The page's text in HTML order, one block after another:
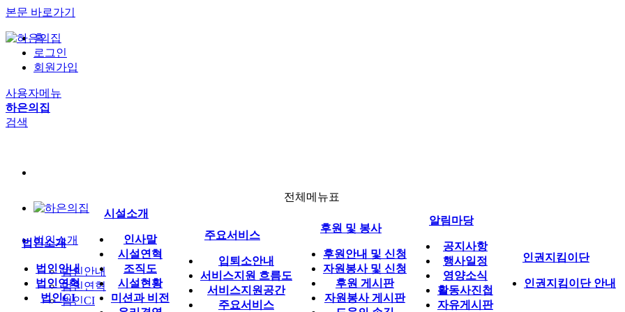
본문 바로가기
홈
로그인
회원가입
사용자메뉴
하은의집
검색
법인소개
법인안내
법인연혁
법인CI
전체메뉴표
법인소개
법인안내
법인연혁
법인CI
시설소개
인사말
시설연혁
조직도
시설현황
미션과 비전
주요서비스
입퇴소안내
서비스지원 흐름도
서비스지원공간
주요서비스
후원 및 봉사
후원안내 및 신청
자원봉사 및 신청
후원 게시판
자원봉사 게시판
알림마당
공지사항
행사일정
영양소식
활동사진첩
자유게시판
인권지킴이단
인권지킴이단 안내